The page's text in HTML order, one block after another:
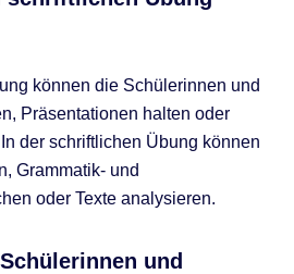
können die Schülerinnen und
Präsentationen halten oder
der schriftlichen Übung können
Grammatik- und
oder Texte analysieren.
und